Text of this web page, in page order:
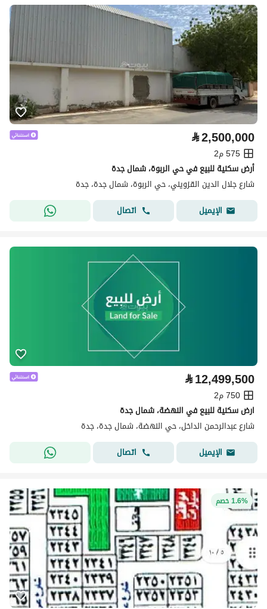
⃁2,500,000
575 م2
أرض سكنية للبيع في حي الربوة، شمال جدة
شارع جلال الدين القزويني، حي الربوة، شمال جدة، جدة
الإيميل
اتصال
⃁12,499,500
750 م2
ارض سكنية للبيع في النهضة، شمال جدة
شارع عبدالرحمن الداخل، حي النهضة، شمال جدة، جدة
الإيميل
اتصال
1.6% خصم